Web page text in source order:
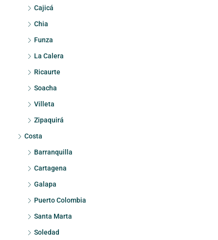
Cajicá
Chia
Funza
La Calera
Ricaurte
Soacha
Villeta
Zipaquirá
Costa
Barranquilla
Cartagena
Galapa
Puerto Colombia
Santa Marta
Soledad